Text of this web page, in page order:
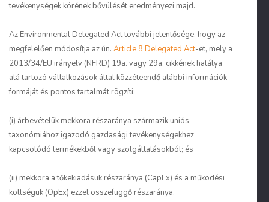
tevékenységek körének bővülését eredményezi majd.
Az Environmental Delegated Act további jelentősége, hogy az
megfelelően módosítja az ún. Article 8 Delegated Act-et, mely a
2013/34/EU irányelv (NFRD) 19a. vagy 29a. cikkének hatálya
alá tartozó vállalkozások által közzéteendő alábbi információk
formáját és pontos tartalmát rögzíti:
(i) árbevételük mekkora részaránya származik uniós
taxonómiához igazodó gazdasági tevékenységekhez
kapcsolódó termékekből vagy szolgáltatásokból; és
(ii) mekkora a tőkekiadásuk részaránya (CapEx) és a működési
költségük (OpEx) ezzel összefüggő részaránya.